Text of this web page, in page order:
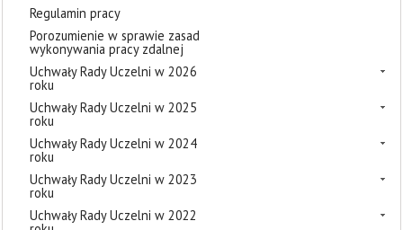
Regulamin pracy
Porozumienie w sprawie zasad
wykonywania pracy zdalnej
Uchwały Rady Uczelni w 2026
roku
Uchwały Rady Uczelni w 2025
roku
Uchwały Rady Uczelni w 2024
roku
Uchwały Rady Uczelni w 2023
roku
Uchwały Rady Uczelni w 2022